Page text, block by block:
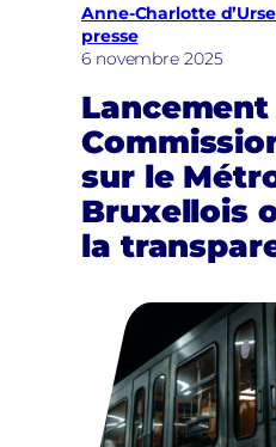
Anne-Charlotte
presse
6 novembre 2025
Lancement
sur le
Bruxellois
la